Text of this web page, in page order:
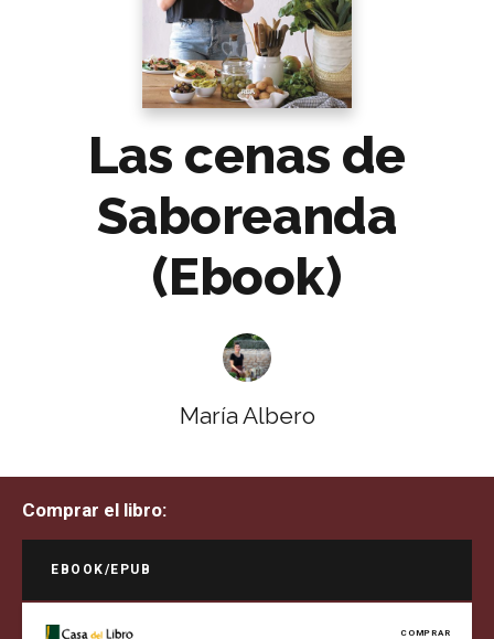
Las cenas de
Saboreanda
(Ebook)
María Albero
Comprar el libro:
EBOOK/EPUB
COMPRAR